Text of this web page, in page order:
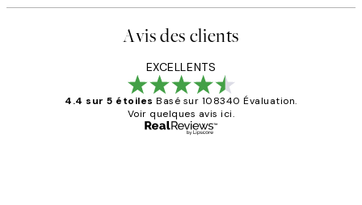
Avis des clients
EXCELLENTS
4.4 sur 5 étoiles Basé sur 108340 Évaluation.
Voir quelques avis ici.